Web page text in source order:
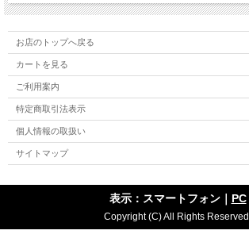
お店のトップへ戻る
カートを見る
ご利用案内
特定商取引法表示
個人情報の取扱い
サイトマップ
表示：スマートフォン｜ PC
Copyright (C) All Rights Reserved.